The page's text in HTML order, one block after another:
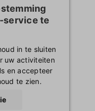
Inloggen
service te
in te sluiten
uw activiteiten
en accepteer
te zien.